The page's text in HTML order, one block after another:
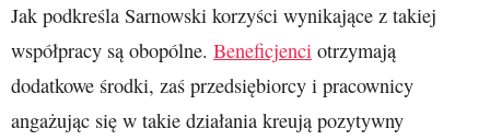
Jak podkreśla Sarnowski korzyści wynikające z takiej
współpracy są obopólne. Beneficjenci otrzymają
dodatkowe środki, zaś przedsiębiorcy i pracownicy
angażując się w takie działania kreują pozytywny